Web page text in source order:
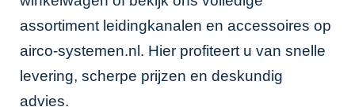
assortiment leidingkanalen en accessoires op
airco-systemen.nl . Hier profiteert u van snelle
levering, scherpe prijzen en deskundig
advies.